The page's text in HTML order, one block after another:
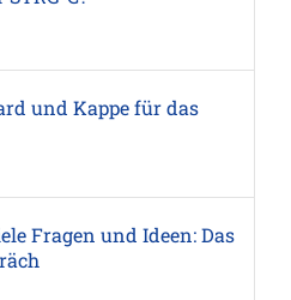
und Kappe für das
Fragen und Ideen: Das